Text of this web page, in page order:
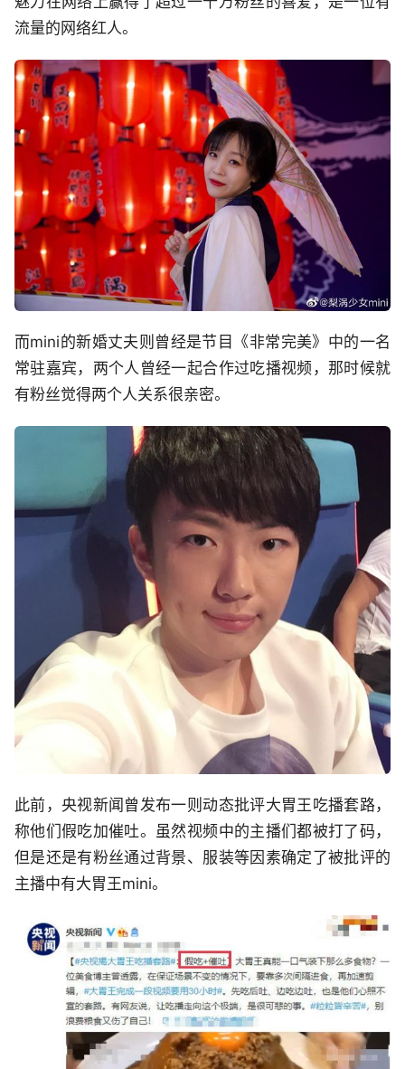
流量的网络红人。
而mini的新婚丈夫则曾经是节目《非常完美》中的一名
常驻嘉宾，两个人曾经一起合作过吃播视频，那时候就
有粉丝觉得两个人关系很亲密。
此前，央视新闻曾发布一则动态批评大胃王吃播套路，
称他们假吃加催吐。虽然视频中的主播们都被打了码，
但是还是有粉丝通过背景、服装等因素确定了被批评的
主播中有大胃王mini。